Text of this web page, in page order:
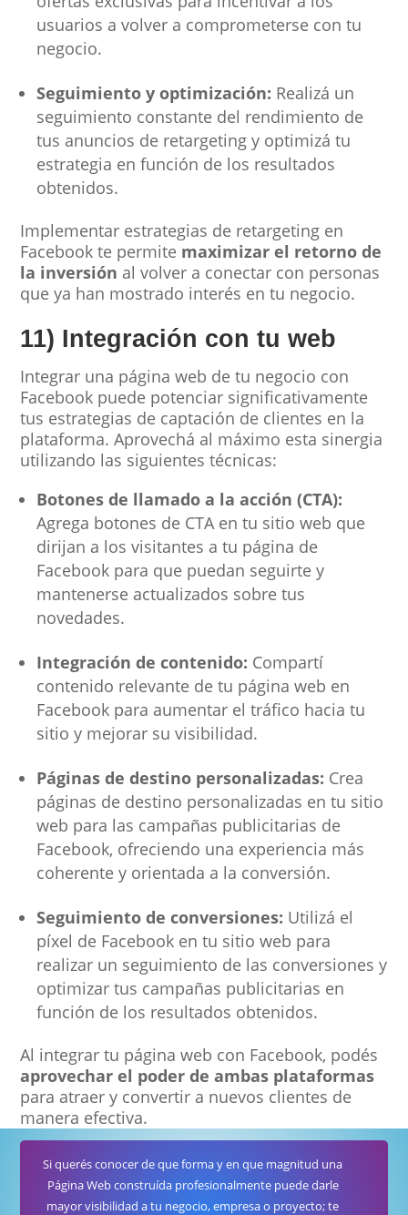
usuarios a volver a comprometerse con tu
negocio.
Seguimiento y optimización: Realizá un
seguimiento constante del rendimiento de
tus anuncios de retargeting y optimizá tu
estrategia en función de los resultados
obtenidos.
Implementar estrategias de retargeting en
Facebook te permite maximizar el retorno de
la inversión al volver a conectar con personas
que ya han mostrado interés en tu negocio.
11) Integración con tu web
Integrar una página web de tu negocio con
Facebook puede potenciar significativamente
tus estrategias de captación de clientes en la
plataforma. Aprovechá al máximo esta sinergia
utilizando las siguientes técnicas:
Botones de llamado a la acción (CTA):
Agrega botones de CTA en tu sitio web que
dirijan a los visitantes a tu página de
Facebook para que puedan seguirte y
mantenerse actualizados sobre tus
novedades.
Integración de contenido: Compartí
contenido relevante de tu página web en
Facebook para aumentar el tráfico hacia tu
sitio y mejorar su visibilidad.
Páginas de destino personalizadas: Crea
páginas de destino personalizadas en tu sitio
web para las campañas publicitarias de
Facebook, ofreciendo una experiencia más
coherente y orientada a la conversión.
Seguimiento de conversiones: Utilizá el
píxel de Facebook en tu sitio web para
realizar un seguimiento de las conversiones y
optimizar tus campañas publicitarias en
función de los resultados obtenidos.
Al integrar tu página web con Facebook, podés
aprovechar el poder de ambas plataformas
para atraer y convertir a nuevos clientes de
manera efectiva.
Si querés conocer de que forma y en que magnitud una
Página Web construída profesionalmente puede darle
mayor visibilidad a tu negocio, empresa o proyecto; te